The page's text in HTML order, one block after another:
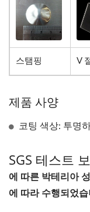
스탬핑 V
제품 사양
코팅 색상: 투명
SGS 테스트
에 따른 박테리아
에 따라 수행되었습